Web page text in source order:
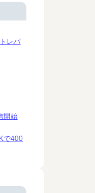
レパ
開始
で400